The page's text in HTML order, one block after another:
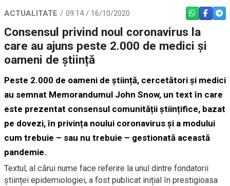
ACTUALITATE 09:14 / 16/10/2020 WHATSAPP
Consensul privind noul coronavirus la
care au ajuns peste 2.000 de medici și
oameni de știință
Peste 2.000 de oameni de știință, cercetători și medici
au semnat Memorandumul John Snow, un text în care
este prezentat consensul comunității științifice, bazat
pe dovezi, în privința noului coronavirus și a modului
cum trebuie – sau nu trebuie – gestionată această
pandemie.
Textul, al cărui nume face referire la unul dintre fondatorii
științei epidemiologiei, a fost publicat inițial în prestigioasa